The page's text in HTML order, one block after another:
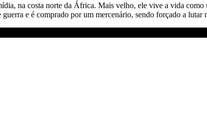
na costa norte da África. Mais velho, ele vive a vida como
e é comprado por um mercenário, sendo forçado a lutar